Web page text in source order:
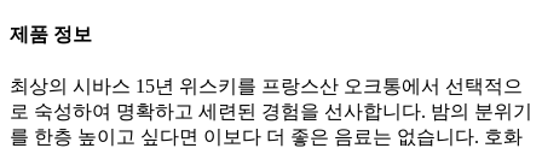
제품 정보
최상의 시바스 15년 위스키를 프랑스산 오크통에서 선택적으
로 숙성하여 명확하고 세련된 경험을 선사합니다. 밤의 분위기
를 한층 높이고 싶다면 이보다 더 좋은 음료는 없습니다. 호화